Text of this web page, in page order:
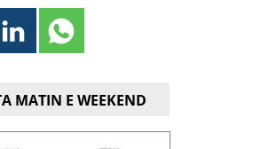
MATIN E WEEKEND